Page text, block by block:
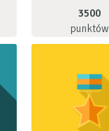
3500
punktów